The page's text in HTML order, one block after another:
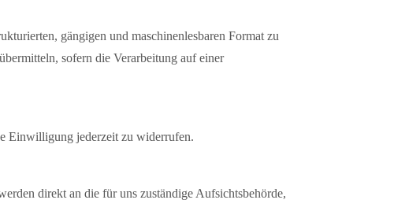
gängigen und maschinenlesbaren Format zu
sofern die Verarbeitung auf einer
Einwilligung jederzeit zu widerrufen.
direkt an die für uns zuständige Aufsichtsbehörde,